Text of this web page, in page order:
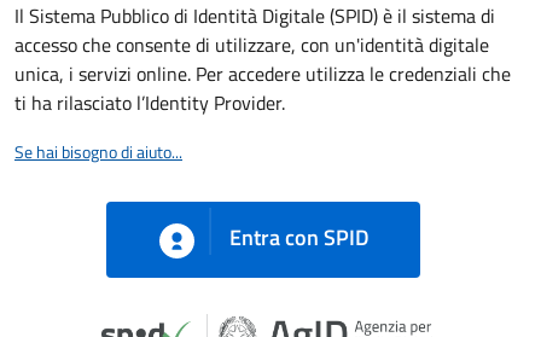
Il Sistema Pubblico di Identità Digitale (SPID) è il sistema di
accesso che consente di utilizzare, con un'identità digitale
unica, i servizi online. Per accedere utilizza le credenziali che
ti ha rilasciato l’Identity Provider.
Se hai bisogno di aiuto...
Entra con SPID